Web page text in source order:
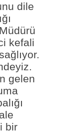
dile
kefali
gelen
bir